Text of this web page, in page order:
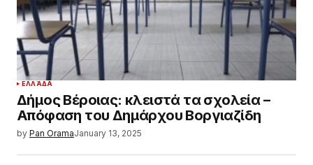
ΕΛΛΆΔΑ
Δήμος Βέροιας: κλειστά τα σχολεία –
Απόφαση του Δημάρχου Βοργιαζίδη
by Pan OramaJanuary 13, 2025